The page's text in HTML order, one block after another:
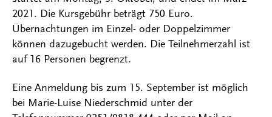
2021. Die Kursgebühr beträgt 750 Euro.
Übernachtungen im Einzel- oder Doppelzimmer
können dazugebucht werden. Die Teilnehmerzahl ist
auf 16 Personen begrenzt.
Eine Anmeldung bis zum 15. September ist möglich
bei Marie-Luise Niederschmid unter der